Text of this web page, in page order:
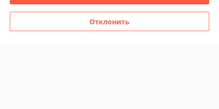
Политика обработки cookies
Сайт создан на платформе Deal.by
Отклонить